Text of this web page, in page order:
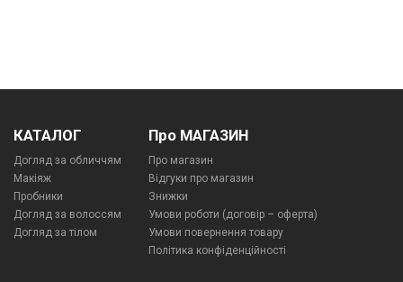
КАТАЛОГ
Догляд за обличчям
Макіяж
Пробники
Догляд за волоссям
Догляд за тілом
Про МАГАЗИН
Про магазин
Відгуки про магазин
Знижки
Умови роботи (договір – оферта)
Умови повернення товару
Політика конфіденційності